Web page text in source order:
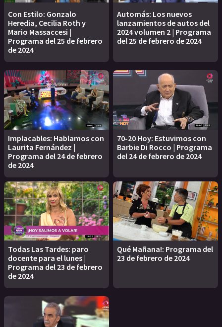
Con Estilo: Gonzalo
Heredia, Cecilia Roth y
Mario Massaccesi |
Programa del 25 de febrero
de 2024
Automás: Los nuevos
lanzamientos de autos del
2024 volumen 2 | Programa
del 25 de febrero de 2024
Implacables: Hablamos con
Laurita Fernández |
Programa del 24 de febrero
de 2024
70-20 Hoy: Estuvimos con
Barbie Di Rocco | Programa
del 24 de febrero de 2024
Todas Las Tardes: paro
docente para el lunes |
Programa del 23 de febrero
de 2024
Qué Mañana!: Programa del
23 de febrero de 2024